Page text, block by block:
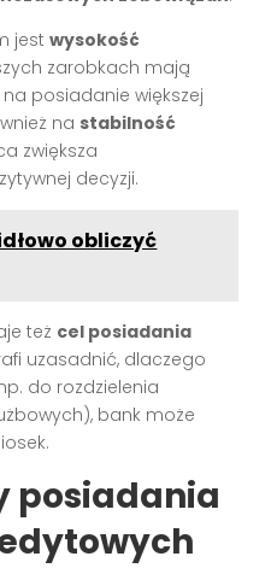
jestwysokość
zarobkach mają
posiadanie większej
na stabilność
zwiększa
decyzji.
obliczyć
też cel posiadania
uzasadnić, dlaczego
do rozdzielenia
bank może
posiadania